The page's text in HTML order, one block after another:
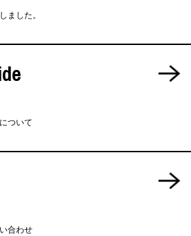
ました。
ついて
合わせ